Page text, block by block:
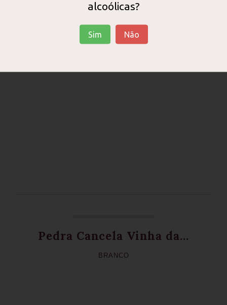
Pedra Cancela Vinha da...
BRANCO
Pedra Cancela Vinha da...
BRANCO
alcoólicas?
Sim Não